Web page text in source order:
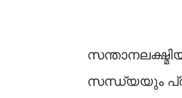
സന്ധ്യയും